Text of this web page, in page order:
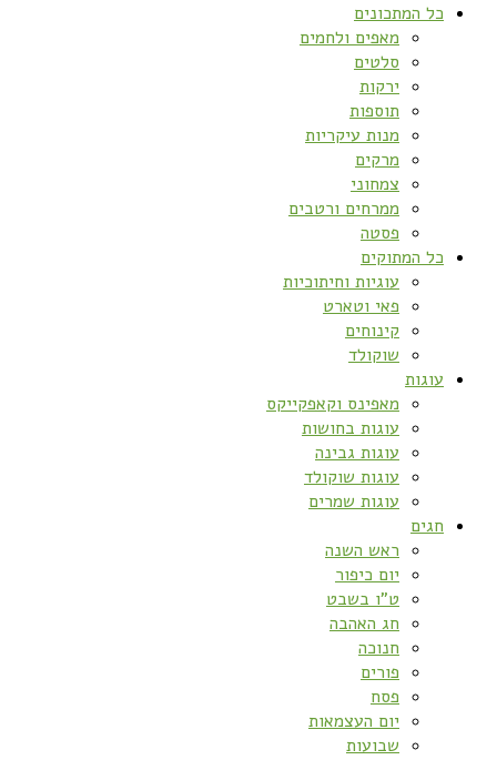
כל המתכונים
מאפים ולחמים
סלטים
ירקות
תוספות
מנות עיקריות
מרקים
צמחוני
ממרחים ורטבים
פסטה
כל המתוקים
עוגיות וחיתוכיות
פאי וטארט
קינוחים
שוקולד
עוגות
מאפינס וקאפקייקס
עוגות בחושות
עוגות גבינה
עוגות שוקולד
עוגות שמרים
חגים
ראש השנה
יום כיפור
ט”ו בשבט
חג האהבה
חנוכה
פורים
פסח
יום העצמאות
שבועות